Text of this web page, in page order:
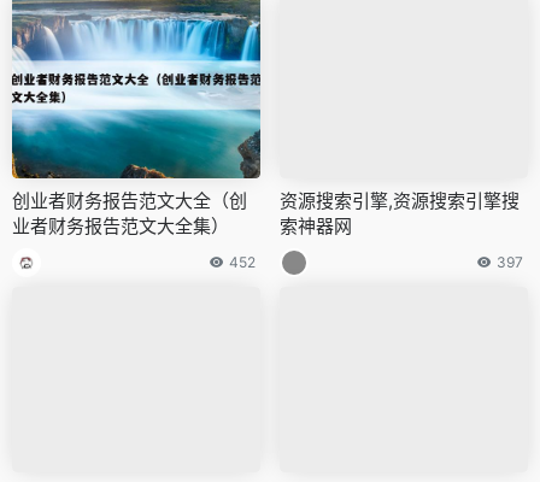
创业者财务报告范文大全（创
业者财务报告范文大全集）
452
资源搜索引擎,资源搜索引擎搜
索神器网
397